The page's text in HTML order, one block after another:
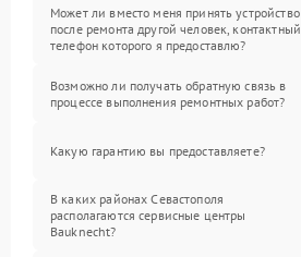
Может ли вместо меня принять устройство
после ремонта другой человек, контактный
телефон которого я предоставлю?
Возможно ли получать обратную связь в
процессе выполнения ремонтных работ?
Какую гарантию вы предоставляете?
В каких районах Севастополя
располагаются сервисные центры
Bauknecht?